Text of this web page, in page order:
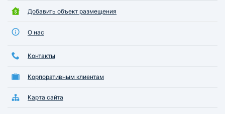
Добавить объект размещения
О нас
Контакты
Корпоративным клиентам
Карта сайта